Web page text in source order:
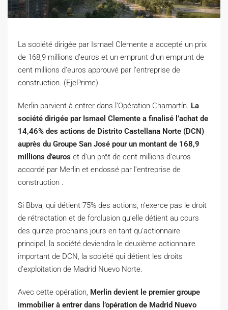
La société dirigée par Ismael Clemente a accepté un prix
de 168,9 millions d’euros et un emprunt d’un emprunt de
cent millions d’euros approuvé par l’entreprise de
construction. (EjePrime)
Merlin parvient à entrer dans l’Opération Chamartín. La
société dirigée par Ismael Clemente a finalisé l’achat de
14,46% des actions de Distrito Castellana Norte (DCN)
auprès du Groupe San José pour un montant de 168,9
millions d’euros et d’un prêt de cent millions d’euros
accordé par Merlin et endossé par l’entreprise de
construction .
Si Bbva, qui détient 75% des actions, n’exerce pas le droit
de rétractation et de forclusion qu’elle détient au cours
des quinze prochains jours en tant qu’actionnaire
principal, la société deviendra le deuxième actionnaire
important de DCN, la société qui détient les droits
d’exploitation de Madrid Nuevo Norte.
Avec cette opération, Merlin devient le premier groupe
immobilier à entrer dans l’opération de Madrid Nuevo